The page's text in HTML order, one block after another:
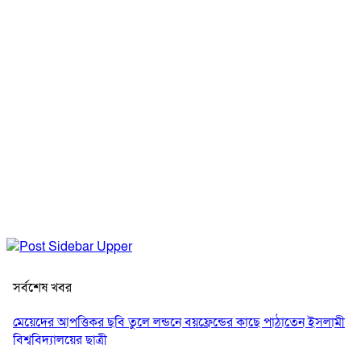
সর্বশেষ খবর
মেয়েদের আপত্তিকর ছবি তুলে লন্ডনে বয়ফ্রেন্ডের কাছে পাঠাতেন ইসলামী
বিশ্ববিদ্যালয়ের ছাত্রী